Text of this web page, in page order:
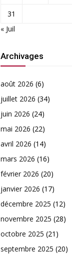
31
« Juil
Archivages
août 2026 (6)
juillet 2026 (34)
juin 2026 (24)
mai 2026 (22)
avril 2026 (14)
mars 2026 (16)
février 2026 (20)
janvier 2026 (17)
décembre 2025 (12)
novembre 2025 (28)
octobre 2025 (21)
septembre 2025 (20)